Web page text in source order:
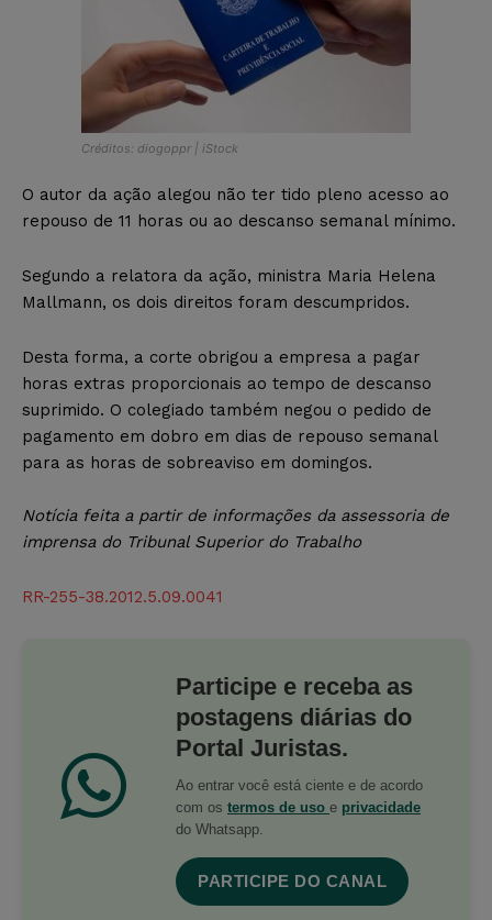
Créditos: diogoppr | iStock
O autor da ação alegou não ter tido pleno acesso ao
repouso de 11 horas ou ao descanso semanal mínimo.
Segundo a relatora da ação, ministra Maria Helena
Mallmann, os dois direitos foram descumpridos.
Desta forma, a corte obrigou a empresa a pagar
horas extras proporcionais ao tempo de descanso
suprimido. O colegiado também negou o pedido de
pagamento em dobro em dias de repouso semanal
para as horas de sobreaviso em domingos.
Notícia feita a partir de informações da assessoria de
imprensa do Tribunal Superior do Trabalho
RR-255-38.2012.5.09.0041
Participe e receba as
postagens diárias do
Portal Juristas.
Ao entrar você está ciente e de acordo
com os termos de uso e privacidade
do Whatsapp.
PARTICIPE DO CANAL